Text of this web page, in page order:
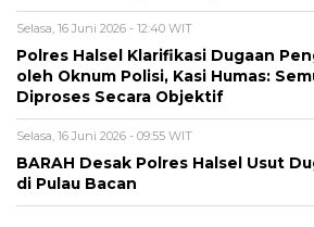
Selasa, 16 Juni 2026 - 12:40 WIT
Polres Halsel Klarifikasi Dugaan
oleh Oknum Polisi, Kasi Humas:
Diproses Secara Objektif
Selasa, 16 Juni 2026 - 09:55 WIT
BARAH Desak Polres Halsel Usut
di Pulau Bacan